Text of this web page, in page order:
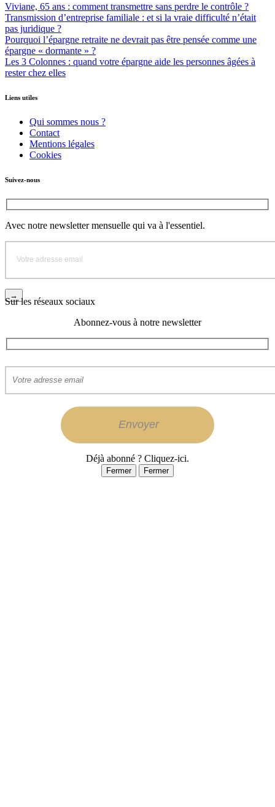
Viviane, 65 ans : comment transmettre sans perdre le contrôle ?
Transmission d’entreprise familiale : et si la vraie difficulté n’était
pas juridique ?
Pourquoi l’épargne retraite ne devrait pas être pensée comme une
épargne « dormante » ?
Les 3 Colonnes : quand votre épargne aide les personnes âgées à
rester chez elles
Liens utiles
Qui sommes nous ?
Contact
Mentions légales
Cookies
Suivez-nous
Avec notre newsletter mensuelle qui va à l'essentiel.
Sur les réseaux sociaux
Abonnez-vous à notre newsletter
Déjà abonné ? Cliquez-ici.
Fermer Fermer